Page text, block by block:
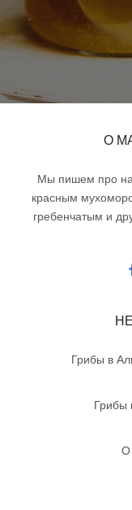
О
Мы пишем про
красным
гребенчатым и
Грибы в
Грибы
О